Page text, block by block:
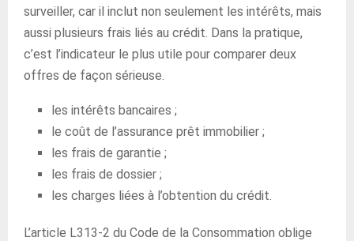
surveiller, car il inclut non seulement les intérêts, mais
aussi plusieurs frais liés au crédit. Dans la pratique,
c’est l’indicateur le plus utile pour comparer deux
offres de façon sérieuse.
les intérêts bancaires ;
le coût de l’assurance prêt immobilier ;
les frais de garantie ;
les frais de dossier ;
les charges liées à l’obtention du crédit.
L’article L313-2 du Code de la Consommation oblige